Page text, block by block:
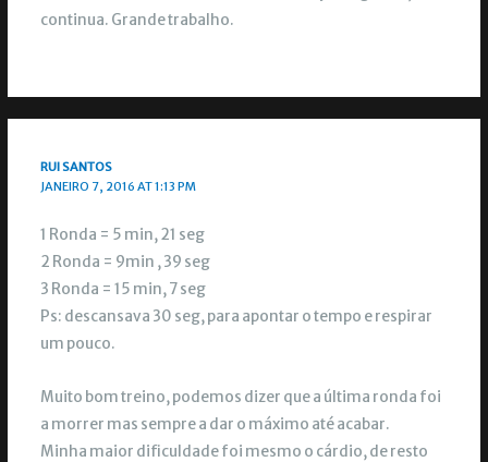
continua. Grande trabalho.
RUI SANTOS
JANEIRO 7, 2016 AT 1:13 PM
1 Ronda = 5 min, 21 seg
2 Ronda = 9min , 39 seg
3 Ronda = 15 min, 7 seg
Ps: descansava 30 seg, para apontar o tempo e respirar
um pouco.
Muito bom treino, podemos dizer que a última ronda foi
a morrer mas sempre a dar o máximo até acabar.
Minha maior dificuldade foi mesmo o cárdio, de resto